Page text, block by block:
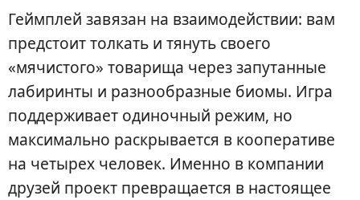
Геймплей завязан на взаимодействии: вам
предстоит толкать и тянуть своего
«мячистого» товарища через запутанные
лабиринты и разнообразные биомы. Игра
поддерживает одиночный режим, но
максимально раскрывается в кооперативе
на четырех человек. Именно в компании
друзей проект превращается в настоящее